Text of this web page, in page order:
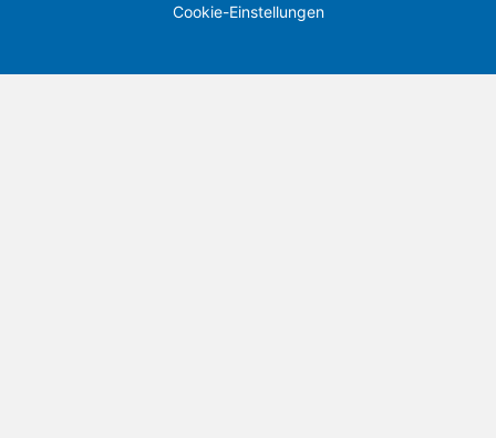
Cookie-Einstellungen